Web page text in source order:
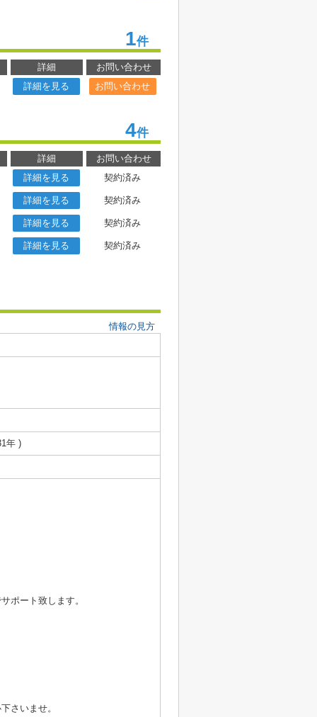
1件
詳細
お問い合わせ
詳細を見る お問い合わせ
4件
詳細
お問い合わせ
詳細を見る 契約済み
詳細を見る 契約済み
詳細を見る 契約済み
詳細を見る
契約済み
情報の見方
年 )
ポート致します。
さいませ。